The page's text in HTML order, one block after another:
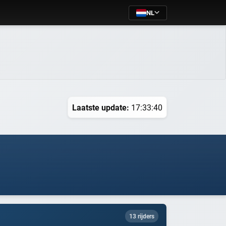
NL
Laatste update: 17:33:40
13 rijders